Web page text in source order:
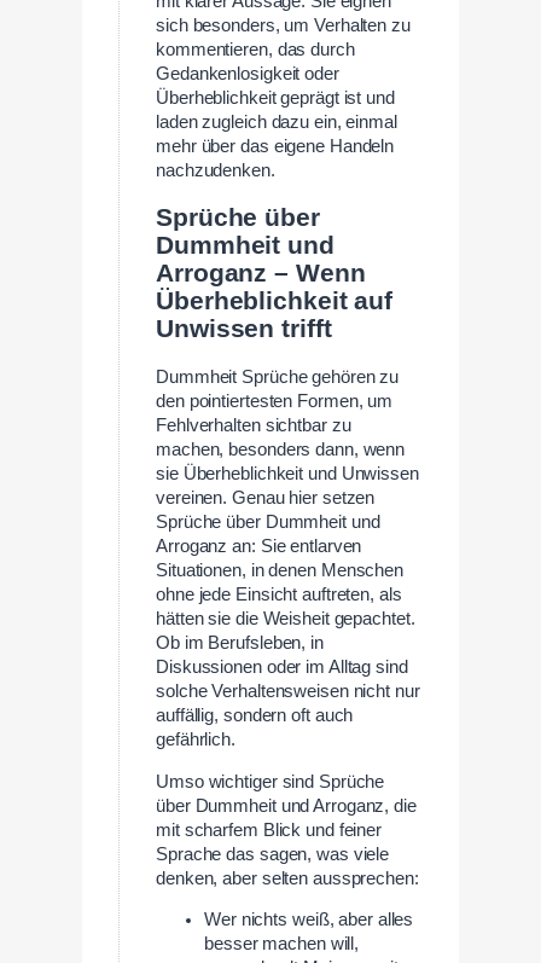
sich besonders, um Verhalten zu
kommentieren, das durch
Gedankenlosigkeit oder
Überheblichkeit geprägt ist und
laden zugleich dazu ein, einmal
mehr über das eigene Handeln
nachzudenken.
Sprüche über
Dummheit und
Arroganz – Wenn
Überheblichkeit auf
Unwissen trifft
Dummheit Sprüche gehören zu
den pointiertesten Formen, um
Fehlverhalten sichtbar zu
machen, besonders dann, wenn
sie Überheblichkeit und Unwissen
vereinen. Genau hier setzen
Sprüche über Dummheit und
Arroganz an: Sie entlarven
Situationen, in denen Menschen
ohne jede Einsicht auftreten, als
hätten sie die Weisheit gepachtet.
Ob im Berufsleben, in
Diskussionen oder im Alltag sind
solche Verhaltensweisen nicht nur
auffällig, sondern oft auch
gefährlich.
Umso wichtiger sind Sprüche
über Dummheit und Arroganz, die
mit scharfem Blick und feiner
Sprache das sagen, was viele
denken, aber selten aussprechen:
Wer nichts weiß, aber alles
besser machen will,